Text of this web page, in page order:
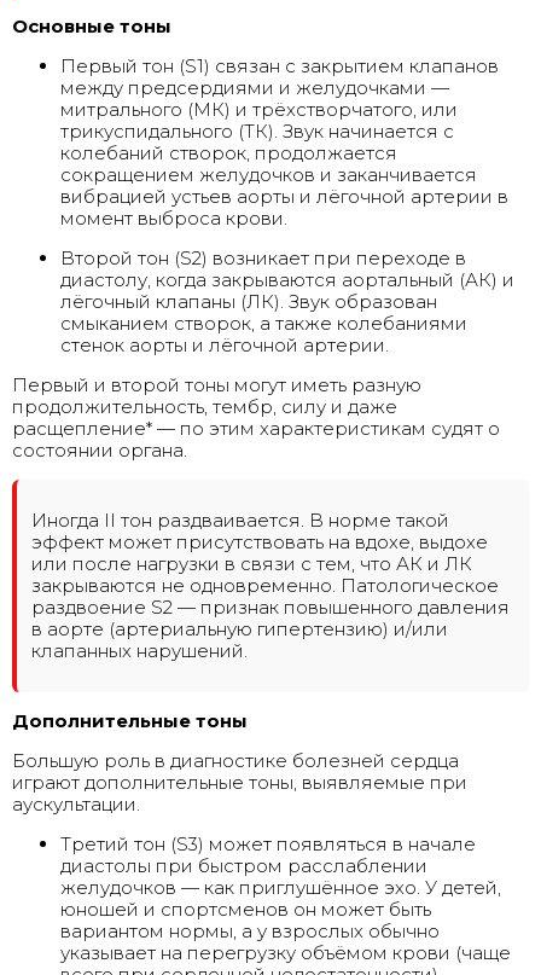
Основные тоны
Первый тон (S1) связан с закрытием клапанов
между предсердиями и желудочками —
митрального (МК) и трёхстворчатого, или
трикуспидального (ТК). Звук начинается с
колебаний створок, продолжается
сокращением желудочков и заканчивается
вибрацией устьев аорты и лёгочной артерии в
момент выброса крови.
Второй тон (S2) возникает при переходе в
диастолу, когда закрываются аортальный (АК) и
лёгочный клапаны (ЛК). Звук образован
смыканием створок, а также колебаниями
стенок аорты и лёгочной артерии.
Первый и второй тоны могут иметь разную
продолжительность, тембр, силу и даже
расщепление* — по этим характеристикам судят о
состоянии органа.
Иногда II тон раздваивается. В норме такой
эффект может присутствовать на вдохе, выдохе
или после нагрузки в связи с тем, что АК и ЛК
закрываются не одновременно. Патологическое
раздвоение S2 — признак повышенного давления
в аорте (артериальную гипертензию) и/или
клапанных нарушений.
Дополнительные тоны
Большую роль в диагностике болезней сердца
играют дополнительные тоны, выявляемые при
аускультации.
Третий тон (S3) может появляться в начале
диастолы при быстром расслаблении
желудочков — как приглушённое эхо. У детей,
юношей и спортсменов он может быть
вариантом нормы, а у взрослых обычно
указывает на перегрузку объёмом крови (чаще